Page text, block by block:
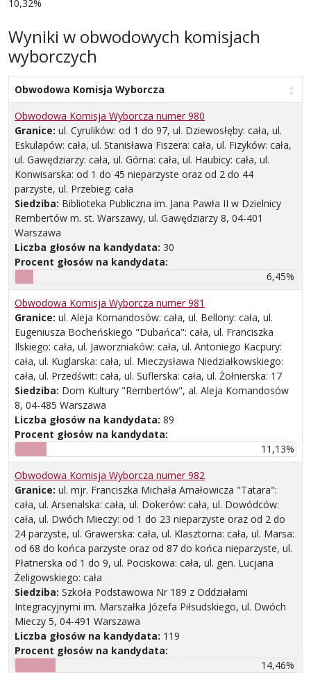
10,32%
Wyniki w obwodowych komisjach
wyborczych
Obwodowa Komisja Wyborcza
Obwodowa Komisja Wyborcza numer 980
Granice: ul. Cyrulików: od 1 do 97, ul. Dziewosłęby: cała, ul.
Eskulapów: cała, ul. Stanisława Fiszera: cała, ul. Fizyków: cała,
ul. Gawędziarzy: cała, ul. Górna: cała, ul. Haubicy: cała, ul.
Konwisarska: od 1 do 45 nieparzyste oraz od 2 do 44
parzyste, ul. Przebieg: cała
Siedziba: Biblioteka Publiczna im. Jana Pawła II w Dzielnicy
Rembertów m. st. Warszawy, ul. Gawędziarzy 8, 04-401
Warszawa
Liczba głosów na kandydata: 30
Procent głosów na kandydata:
6,45%
Obwodowa Komisja Wyborcza numer 981
Granice: ul. Aleja Komandosów: cała, ul. Bellony: cała, ul.
Eugeniusza Bocheńskiego "Dubańca": cała, ul. Franciszka
Ilskiego: cała, ul. Jaworzniaków: cała, ul. Antoniego Kacpury:
cała, ul. Kuglarska: cała, ul. Mieczysława Niedziałkowskiego:
cała, ul. Przedświt: cała, ul. Suflerska: cała, ul. Żołnierska: 17
Siedziba: Dom Kultury "Rembertów", al. Aleja Komandosów
8, 04-485 Warszawa
Liczba głosów na kandydata: 89
Procent głosów na kandydata:
11,13%
Obwodowa Komisja Wyborcza numer 982
Granice: ul. mjr. Franciszka Michała Amałowicza "Tatara":
cała, ul. Arsenalska: cała, ul. Dokerów: cała, ul. Dowódców:
cała, ul. Dwóch Mieczy: od 1 do 23 nieparzyste oraz od 2 do
24 parzyste, ul. Grawerska: cała, ul. Klasztorna: cała, ul. Marsa:
od 68 do końca parzyste oraz od 87 do końca nieparzyste, ul.
Płatnerska od 1 do 9, ul. Pociskowa: cała, ul. gen. Lucjana
Żeligowskiego: cała
Siedziba: Szkoła Podstawowa Nr 189 z Oddziałami
Integracyjnymi im. Marszałka Józefa Piłsudskiego, ul. Dwóch
Mieczy 5, 04-491 Warszawa
Liczba głosów na kandydata: 119
Procent głosów na kandydata:
14,46%